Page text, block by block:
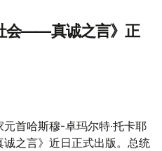
会——真诚之言》正
元首哈斯穆-卓玛尔特·托卡耶
之言》近日正式出版。总统